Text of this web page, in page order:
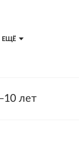
ЕЩЁ
лет